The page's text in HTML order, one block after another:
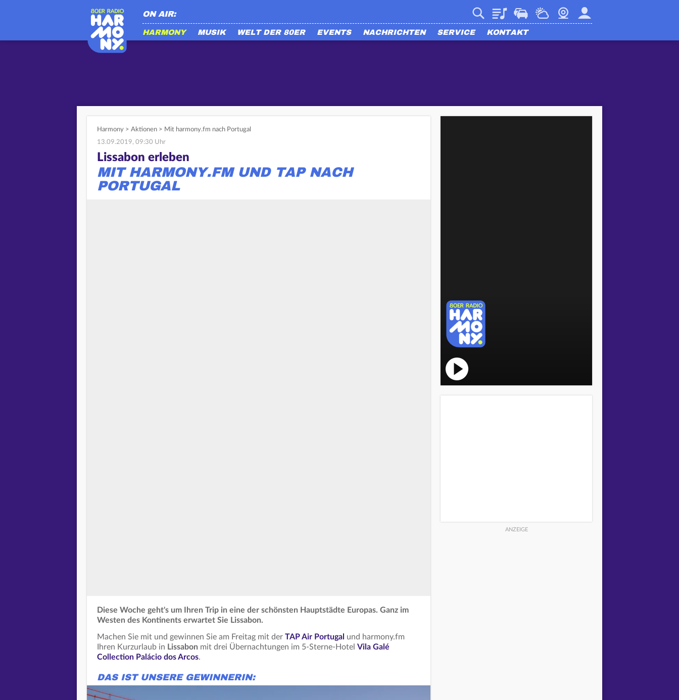
ON AIR: PlaylistVerkehrWetterWebcamMein harmony
HARMONY MUSIK WELT DER 80ER EVENTS NACHRICHTEN SERVICE KONTAKT
Harmony > Aktionen > Mit harmony.fm nach Portugal
13.09.2019, 09:30 Uhr
Lissabon erleben
MIT HARMONY.FM UND TAP NACH
PORTUGAL
Diese Woche geht's um Ihren Trip in eine der schönsten Hauptstädte Europas. Ganz im
Westen des Kontinents erwartet Sie Lissabon.
Machen Sie mit und gewinnen Sie am Freitag mit der TAP Air Portugal und harmony.fm
Ihren Kurzurlaub in Lissabon mit drei Übernachtungen im 5-Sterne-Hotel Vila Galé
Collection Palácio dos Arcos.
DAS IST UNSERE GEWINNERIN: